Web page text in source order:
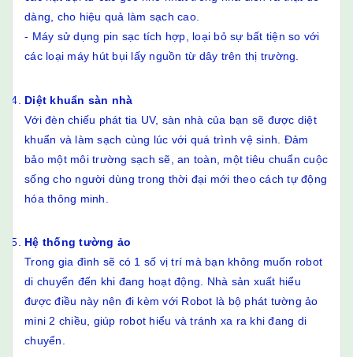
dàng, cho hiệu quả làm sạch cao.
- Máy sử dụng pin sạc tích hợp, loại bỏ sự bất tiện so với
các loại máy hút bụi lấy nguồn từ dây trên thị trường.
Diệt khuẩn sàn nhà
Với đèn chiếu phát tia UV, sàn nhà của bạn sẽ được diệt
khuẩn và làm sạch cùng lúc với quá trình vệ sinh. Đảm
bảo một môi trường sạch sẽ, an toàn, một tiêu chuẩn cuộc
sống cho người dùng trong thời đại mới theo cách tự động
hóa thông minh.
Hệ thống tường ảo
Trong gia đình sẽ có 1 số vị trí mà bạn không muốn robot
di chuyển đến khi đang hoạt động. Nhà sản xuất hiểu
được điều này nên đi kèm với Robot là bộ phát tường ảo
mini 2 chiều, giúp robot hiểu và tránh xa ra khi đang di
chuyển.